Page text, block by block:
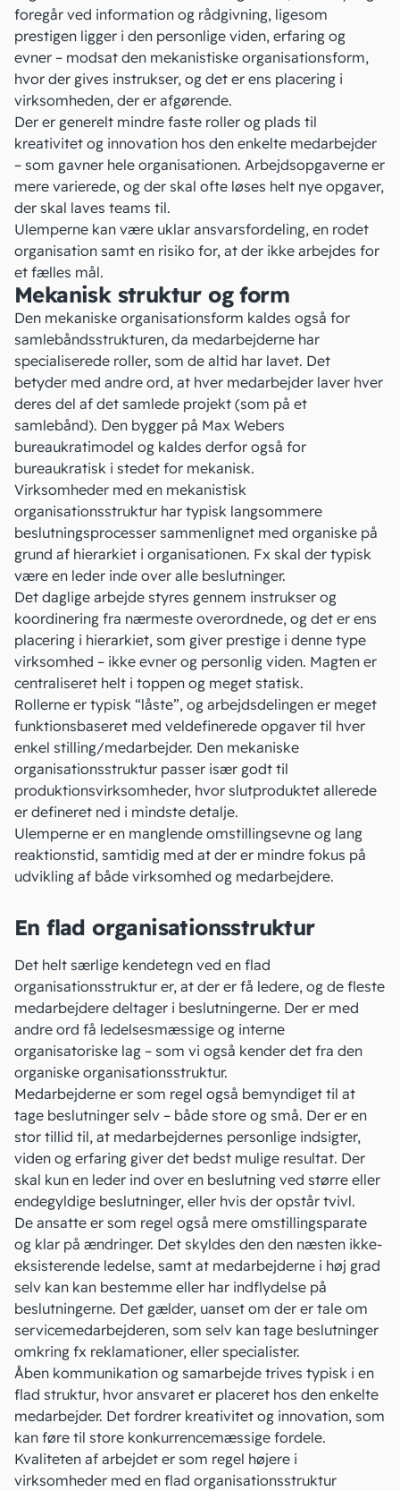
foregår ved information og rådgivning, ligesom
prestigen ligger i den personlige viden, erfaring og
evner – modsat den mekanistiske organisationsform,
hvor der gives instrukser, og det er ens placering i
virksomheden, der er afgørende.
Der er generelt mindre faste roller og plads til
kreativitet og innovation hos den enkelte medarbejder
– som gavner hele organisationen. Arbejdsopgaverne er
mere varierede, og der skal ofte løses helt nye opgaver,
der skal laves teams til.
Ulemperne kan være uklar ansvarsfordeling, en rodet
organisation samt en risiko for, at der ikke arbejdes for
et fælles mål.
Mekanisk struktur og form
Den mekaniske organisationsform kaldes også for
samlebåndsstrukturen, da medarbejderne har
specialiserede roller, som de altid har lavet. Det
betyder med andre ord, at hver medarbejder laver hver
deres del af det samlede projekt (som på et
samlebånd). Den bygger på Max Webers
bureaukratimodel og kaldes derfor også for
bureaukratisk i stedet for mekanisk.
Virksomheder med en mekanistisk
organisationsstruktur har typisk langsommere
beslutningsprocesser sammenlignet med organiske på
grund af hierarkiet i organisationen. Fx skal der typisk
være en leder inde over alle beslutninger.
Det daglige arbejde styres gennem instrukser og
koordinering fra nærmeste overordnede, og det er ens
placering i hierarkiet, som giver prestige i denne type
virksomhed – ikke evner og personlig viden. Magten er
centraliseret helt i toppen og meget statisk.
Rollerne er typisk “låste”, og arbejdsdelingen er meget
funktionsbaseret med veldefinerede opgaver til hver
enkel stilling/medarbejder. Den mekaniske
organisationsstruktur passer især godt til
produktionsvirksomheder, hvor slutproduktet allerede
er defineret ned i mindste detalje.
Ulemperne er en manglende omstillingsevne og lang
reaktionstid, samtidig med at der er mindre fokus på
udvikling af både virksomhed og medarbejdere.
En flad organisationsstruktur
Det helt særlige kendetegn ved en flad
organisationsstruktur er, at der er få ledere, og de fleste
medarbejdere deltager i beslutningerne. Der er med
andre ord få ledelsesmæssige og interne
organisatoriske lag – som vi også kender det fra den
organiske organisationsstruktur.
Medarbejderne er som regel også bemyndiget til at
tage beslutninger selv – både store og små. Der er en
stor tillid til, at medarbejdernes personlige indsigter,
viden og erfaring giver det bedst mulige resultat. Der
skal kun en leder ind over en beslutning ved større eller
endegyldige beslutninger, eller hvis der opstår tvivl.
De ansatte er som regel også mere omstillingsparate
og klar på ændringer. Det skyldes den den næsten ikke-
eksisterende ledelse, samt at medarbejderne i høj grad
selv kan kan bestemme eller har indflydelse på
beslutningerne. Det gælder, uanset om der er tale om
servicemedarbejderen, som selv kan tage beslutninger
omkring fx reklamationer, eller specialister.
Åben kommunikation og samarbejde trives typisk i en
flad struktur, hvor ansvaret er placeret hos den enkelte
medarbejder. Det fordrer kreativitet og innovation, som
kan føre til store konkurrencemæssige fordele.
Kvaliteten af arbejdet er som regel højere i
virksomheder med en flad organisationsstruktur